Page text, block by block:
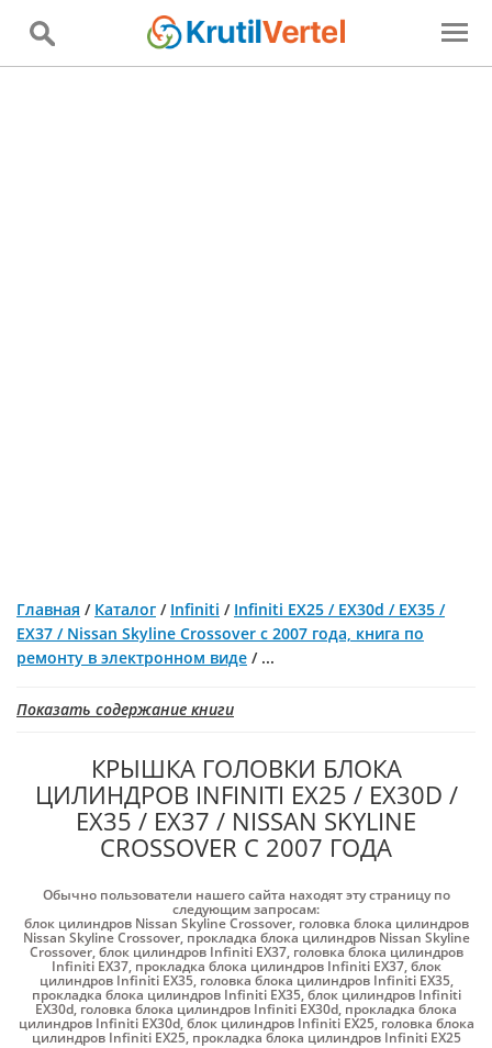
Главная / Каталог / Infiniti / Infiniti EX25 / EX30d / EX35 /
EX37 / Nissan Skyline Crossover с 2007 года, книга по
ремонту в электронном виде / ...
Показать содержание книги
КРЫШКА ГОЛОВКИ БЛОКА
ЦИЛИНДРОВ INFINITI EX25 / EX30D /
EX35 / EX37 / NISSAN SKYLINE
CROSSOVER С 2007 ГОДА
Обычно пользователи нашего сайта находят эту страницу по
следующим запросам:
блок цилиндров Nissan Skyline Crossover, головка блока цилиндров
Nissan Skyline Crossover, прокладка блока цилиндров Nissan Skyline
Crossover,блок цилиндров Infiniti EX37, головка блока цилиндров
Infiniti EX37, прокладка блока цилиндров Infiniti EX37,блок
цилиндров Infiniti EX35, головка блока цилиндров Infiniti EX35,
прокладка блока цилиндров Infiniti EX35,блок цилиндров Infiniti
EX30d, головка блока цилиндров Infiniti EX30d, прокладка блока
цилиндров Infiniti EX30d,блок цилиндров Infiniti EX25, головка блока
цилиндров Infiniti EX25, прокладка блока цилиндров Infiniti EX25